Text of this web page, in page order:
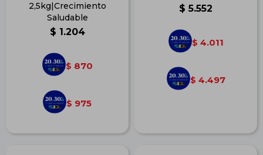
2,5kg|Crecimiento
Saludable
$ 1.204
$ 870
$ 975
$ 5.552
$ 4.011
$ 4.497